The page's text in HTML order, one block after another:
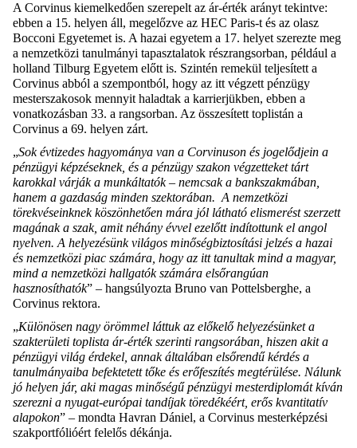
A Corvinus kiemelkedően szerepelt az ár-érték arányt tekintve:
ebben a 15. helyen áll, megelőzve az HEC Paris-t és az olasz
Bocconi Egyetemet is. A hazai egyetem a 17. helyet szerezte meg
a nemzetközi tanulmányi tapasztalatok részrangsorban, például a
holland Tilburg Egyetem előtt is. Szintén remekül teljesített a
Corvinus abból a szempontból, hogy az itt végzett pénzügy
mesterszakosok mennyit haladtak a karrierjükben, ebben a
vonatkozásban 33. a rangsorban. Az összesített toplistán a
Corvinus a 69. helyen zárt.
„Sok évtizedes hagyománya van a Corvinuson és jogelődjein a
pénzügyi képzéseknek, és a pénzügy szakon végzetteket tárt
karokkal várják a munkáltatók– nemcsak a bankszakmában,
hanem a gazdaság minden szektorában. A nemzetközi
törekvéseinknek köszönhetően mára jól látható elismerést szerzett
magának a szak, amit néhány évvel ezelőtt indítottunk el angol
nyelven. A helyezésünk világos minőségbiztosítási jelzés a hazai
és nemzetközi piac számára, hogy az itt tanultak mind a magyar,
mind a nemzetközi hallgatók számára elsőrangúan
hasznosíthatók” – hangsúlyozta Bruno van Pottelsberghe, a
Corvinus rektora.
„Különösen nagy örömmel láttuk az előkelő helyezésünket a
szakterületi toplista ár-érték szerinti rangsorában, hiszen akit a
pénzügyi világ érdekel, annak általában elsőrendű kérdés a
tanulmányaiba befektetett tőke és erőfeszítés megtérülése. Nálunk
jó helyen jár, aki magas minőségű pénzügyi mesterdiplomát kíván
szerezni a nyugat-európai tandíjak töredékéért, erős kvantitatív
alapokon” – mondta Havran Dániel, a Corvinus mesterképzési
szakportfólióért felelős dékánja.